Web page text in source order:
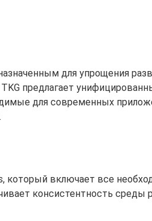
для упрощения
предлагает
для современных
который включает все
консистентность среды